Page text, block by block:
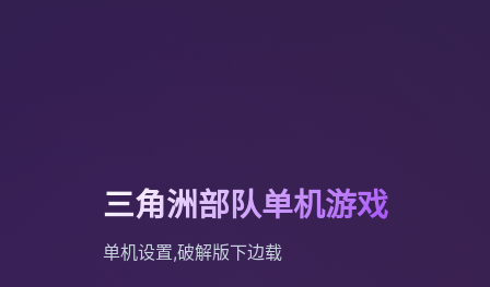
三角洲部队单机游戏
单机设置,破解版下边载